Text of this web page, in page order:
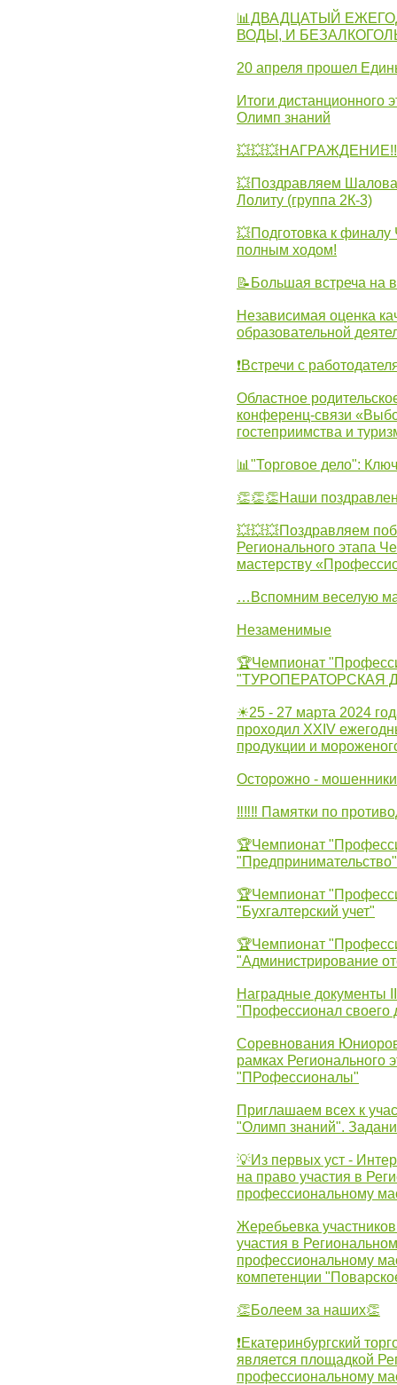
📊ДВАДЦАТЫЙ
ВОДЫ, И
20 апреля прошел
Итоги дистанционного
Олимп знаний
💥Поздравляем
Лолиту (группа 2К-3)
💥Подготовка к
полным ходом!
📝Большая встреча на
Независимая оценка
образовательной
❗Встречи с
Областное
конференц-связи
гостеприимства и
📊"Торговое дело":
👏👏👏Наши
💥💥💥Поздравляем
Регионального этапа
мастерству
…Вспомним веселую
Незаменимые
🏆Чемпионат
"ТУРОПЕРАТОРСКАЯ
☀25 - 27 марта 2024
проходил XXIV
продукции и
Осторожно -
‼‼‼ Памятки по
🏆Чемпионат
"Предпринимательство"
🏆Чемпионат
"Бухгалтерский учет"
🏆Чемпионат
"Администрирование
Наградные документы
"Профессионал своего
Соревнования
рамках Регионального
"ПРофессионалы"
Приглашаем всех к
"Олимп знаний".
💡Из первых уст -
на право участия в
профессиональному
Жеребьевка
участия в
профессиональному
компетенции
👏Болеем за наших👏
❗Екатеринбургский
является площадкой
профессиональному